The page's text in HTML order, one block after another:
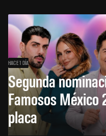
HACE 1 DÍA
Segunda
Famosos
placa